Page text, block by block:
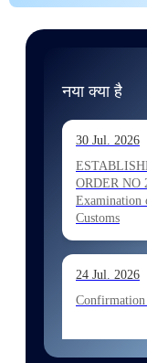
नया क्या है
30 Jul. 2026
ORDER NO
Examination
Customs
24 Jul. 2026